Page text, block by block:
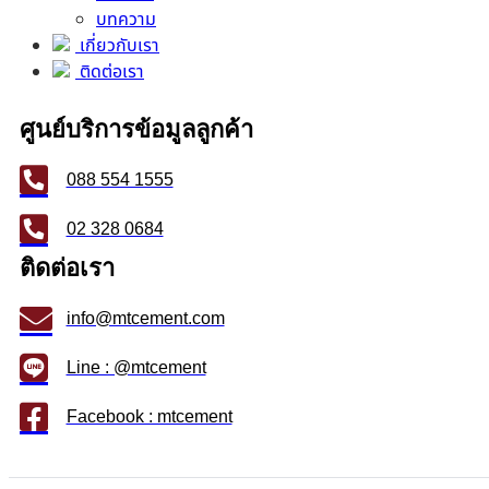
บทความ
เกี่ยวกับเรา
ติดต่อเรา
แผ่นยิปซั่มบอร์ด
แผ่นซีเมนต์บอร์ด
ไม้สังเคราะห์
ศูนย์บริการข้อมูลลูกค้า
088 554 1555
02 328 0684
ติดต่อเรา
info@mtcement.com
Line : @mtcement
Facebook : mtcement